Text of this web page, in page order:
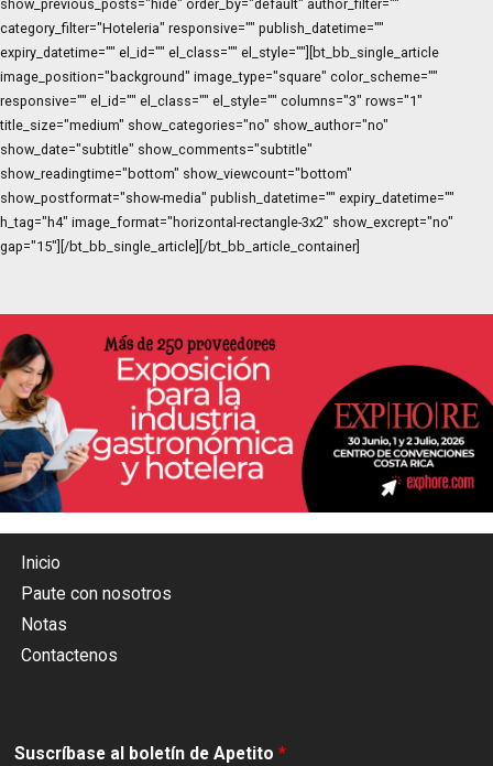
show_previous_posts="hide" order_by="default" author_filter=""
category_filter="Hoteleria" responsive="" publish_datetime=""
expiry_datetime="" el_id="" el_class="" el_style=""][bt_bb_single_article
image_position="background" image_type="square" color_scheme=""
responsive="" el_id="" el_class="" el_style="" columns="3" rows="1"
title_size="medium" show_categories="no" show_author="no"
show_date="subtitle" show_comments="subtitle"
show_readingtime="bottom" show_viewcount="bottom"
show_postformat="show-media" publish_datetime="" expiry_datetime=""
h_tag="h4" image_format="horizontal-rectangle-3x2" show_excrept="no"
gap="15"][/bt_bb_single_article][/bt_bb_article_container]
Inicio
Paute con nosotros
Notas
Contactenos
Suscríbase al boletín de Apetito *